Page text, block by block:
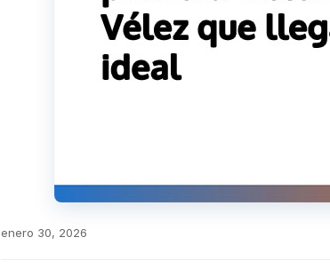
enero 30, 2026